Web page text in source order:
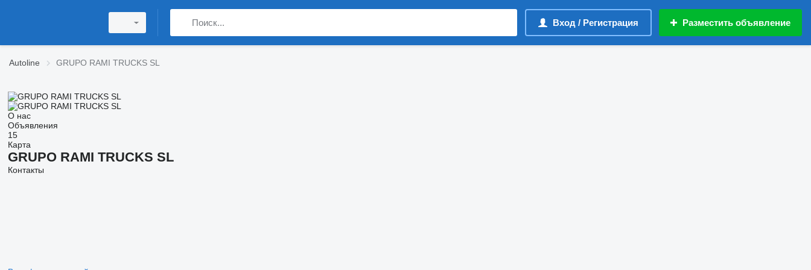
Вход / Регистрация Разместить объявление
Autoline GRUPO RAMI TRUCKS SL
О нас
Объявления
15
Карта
GRUPO RAMI TRUCKS SL
Контакты